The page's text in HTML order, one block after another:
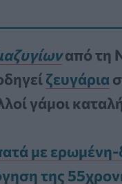
από τη
ζευγάρια
γάμοι
με ερωμένη-
της